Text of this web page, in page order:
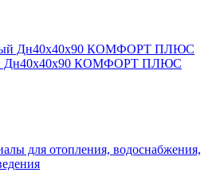
Дн40х40х90 КОМФОРТ ПЛЮС
для отопления, водоснабжения,